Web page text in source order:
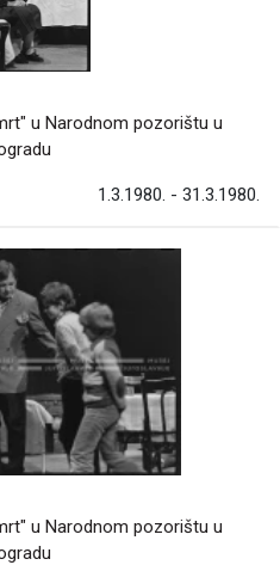
u Narodnom pozorištu u
1.3.1980. - 31.3.1980.
u Narodnom pozorištu u